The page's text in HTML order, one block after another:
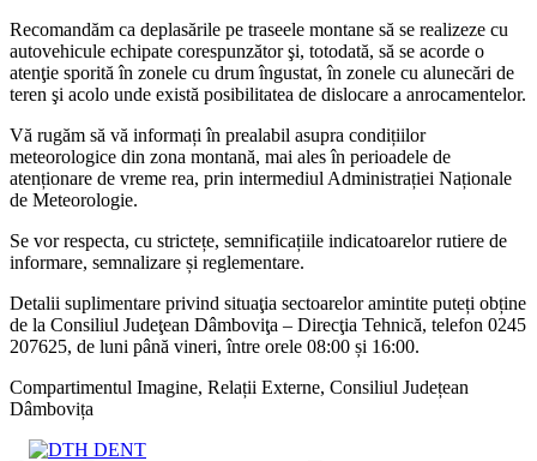
Recomandăm ca deplasările pe traseele montane să se realizeze cu
autovehicule echipate corespunzător şi, totodată, să se acorde o
atenţie sporită în zonele cu drum îngustat, în zonele cu alunecări de
teren şi acolo unde există posibilitatea de dislocare a anrocamentelor.
Vă rugăm să vă informați în prealabil asupra condițiilor
meteorologice din zona montană, mai ales în perioadele de
atenționare de vreme rea, prin intermediul Administrației Naționale
de Meteorologie.
Se vor respecta, cu strictețe, semnificațiile indicatoarelor rutiere de
informare, semnalizare și reglementare.
Detalii suplimentare privind situaţia sectoarelor amintite puteți obține
de la Consiliul Judeţean Dâmboviţa – Direcţia Tehnică, telefon 0245
207625, de luni până vineri, între orele 08:00 și 16:00.
Compartimentul Imagine, Relații Externe, Consiliul Județean
Dâmbovița